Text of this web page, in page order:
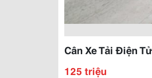
Cân Xe Tải Điện
125 triệu